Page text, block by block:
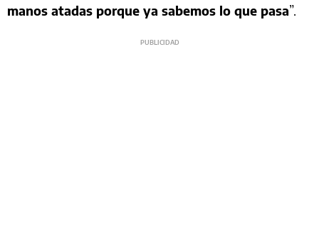
manos atadas porque ya sabemos lo que pasa”.